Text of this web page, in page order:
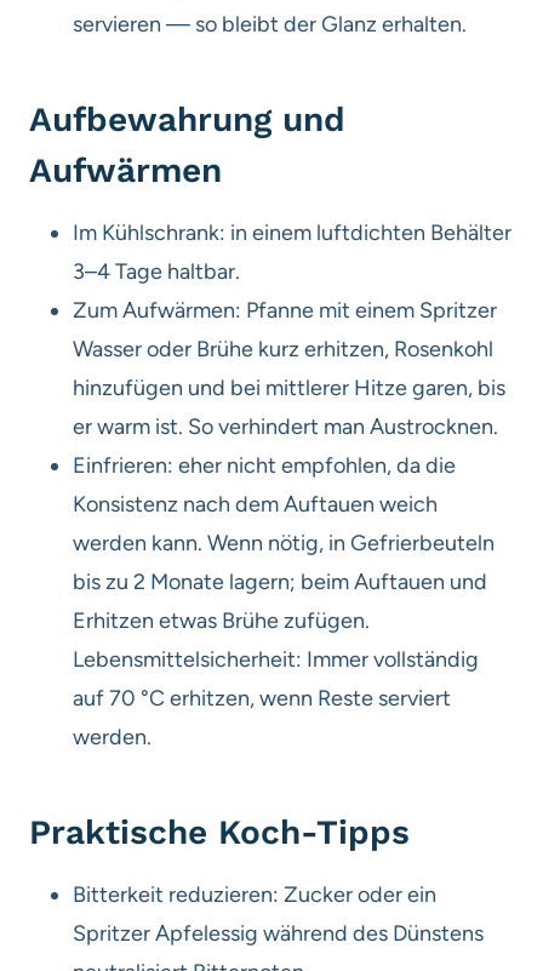
servieren — so bleibt der Glanz erhalten.
Aufbewahrung und
Aufwärmen
Im Kühlschrank: in einem luftdichten Behälter
3–4 Tage haltbar.
Zum Aufwärmen: Pfanne mit einem Spritzer
Wasser oder Brühe kurz erhitzen, Rosenkohl
hinzufügen und bei mittlerer Hitze garen, bis
er warm ist. So verhindert man Austrocknen.
Einfrieren: eher nicht empfohlen, da die
Konsistenz nach dem Auftauen weich
werden kann. Wenn nötig, in Gefrierbeuteln
bis zu 2 Monate lagern; beim Auftauen und
Erhitzen etwas Brühe zufügen.
Lebensmittelsicherheit: Immer vollständig
auf 70 °C erhitzen, wenn Reste serviert
werden.
Praktische Koch-Tipps
Bitterkeit reduzieren: Zucker oder ein
Spritzer Apfelessig während des Dünstens